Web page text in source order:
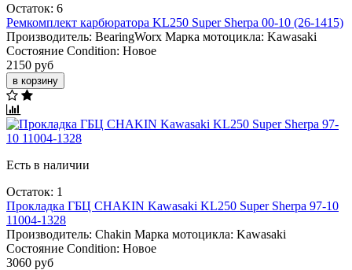
Остаток: 6
Ремкомплект карбюратора KL250 Super Sherpa 00-10 (26-1415)
Производитель: BearingWorx Марка мотоцикла: Kawasaki
Состояние Condition: Новое
2150 руб
в корзину
Есть в наличии
Остаток: 1
Прокладка ГБЦ CHAKIN Kawasaki KL250 Super Sherpa 97-10
11004-1328
Производитель: Chakin Марка мотоцикла: Kawasaki
Состояние Condition: Новое
3060 руб